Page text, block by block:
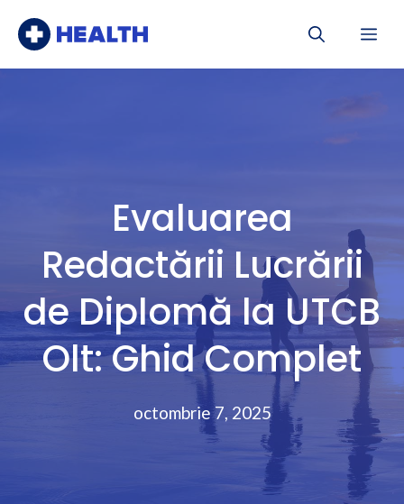
Evaluarea
Redactării Lucrării
de Diplomă la UTCB
Olt: Ghid Complet
octombrie 7, 2025